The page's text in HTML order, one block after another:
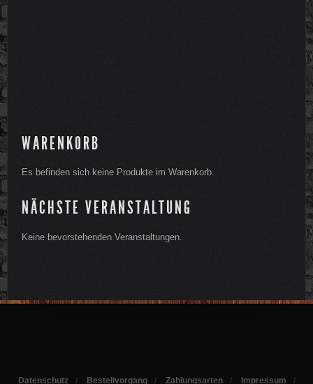
WARENKORB
Es befinden sich keine Produkte im Warenkorb.
NÄCHSTE VERANSTALTUNG
Keine bevorstehenden Veranstaltungen.
Datenschutz Bestellvorgang Zahlungsarten Impressum